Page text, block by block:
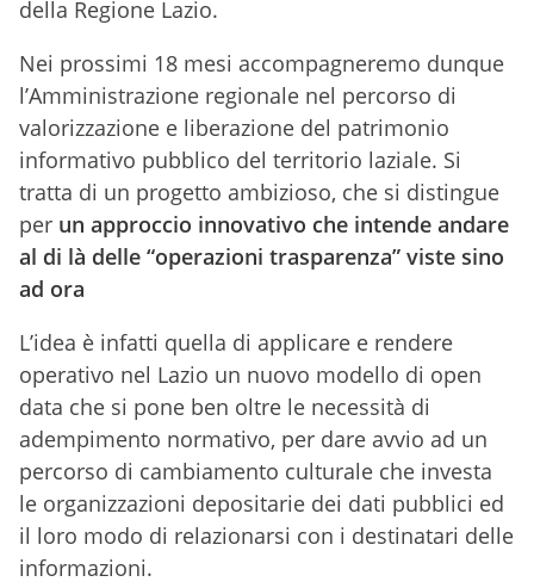
della Regione Lazio.
Nei prossimi 18 mesi accompagneremo dunque
l’Amministrazione regionale nel percorso di
valorizzazione e liberazione del patrimonio
informativo pubblico del territorio laziale. Si
tratta di un progetto ambizioso, che si distingue
per un approccio innovativo che intende andare
al di là delle “operazioni trasparenza” viste sino
ad ora
L’idea è infatti quella di applicare e rendere
operativo nel Lazio un nuovo modello di open
data che si pone ben oltre le necessità di
adempimento normativo, per dare avvio ad un
percorso di cambiamento culturale che investa
le organizzazioni depositarie dei dati pubblici ed
il loro modo di relazionarsi con i destinatari delle
informazioni.